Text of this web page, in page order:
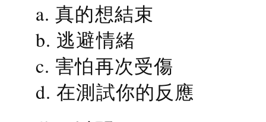
a. 真的想結束
b. 逃避情緒
c. 害怕再次受傷
d. 在測試你的反應